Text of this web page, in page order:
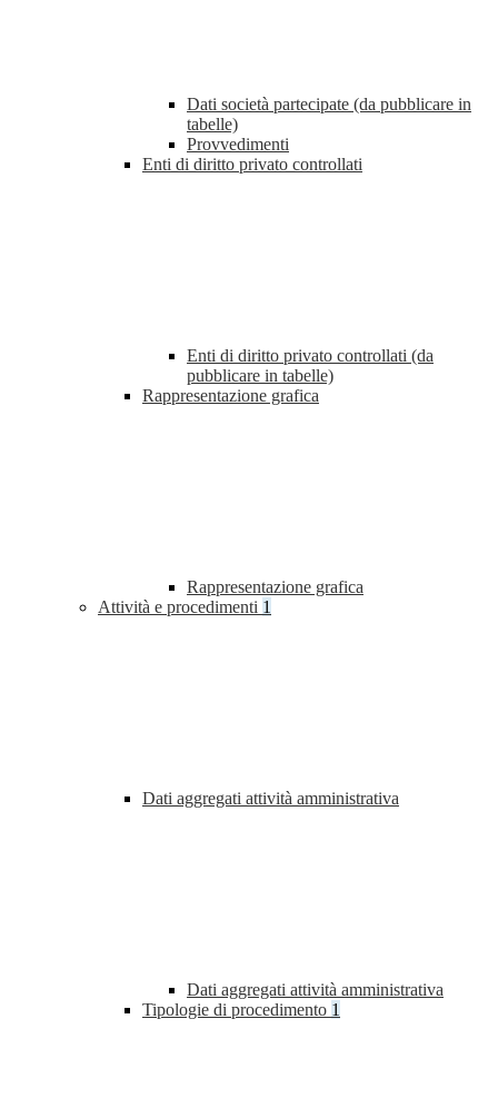
Dati società partecipate (da pubblicare in
tabelle)
Provvedimenti
Enti di diritto privato controllati
Enti di diritto privato controllati (da
pubblicare in tabelle)
Rappresentazione grafica
Rappresentazione grafica
Attività e procedimenti 1
Dati aggregati attività amministrativa
Dati aggregati attività amministrativa
Tipologie di procedimento 1